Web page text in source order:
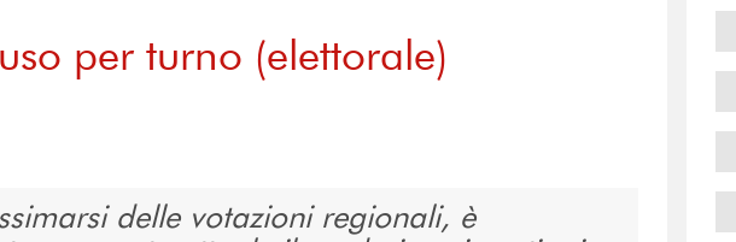
per turno (elettorale)
delle votazioni regionali, è